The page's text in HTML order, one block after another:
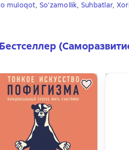
muloqot, So‘zamollik, Suhbatlar,